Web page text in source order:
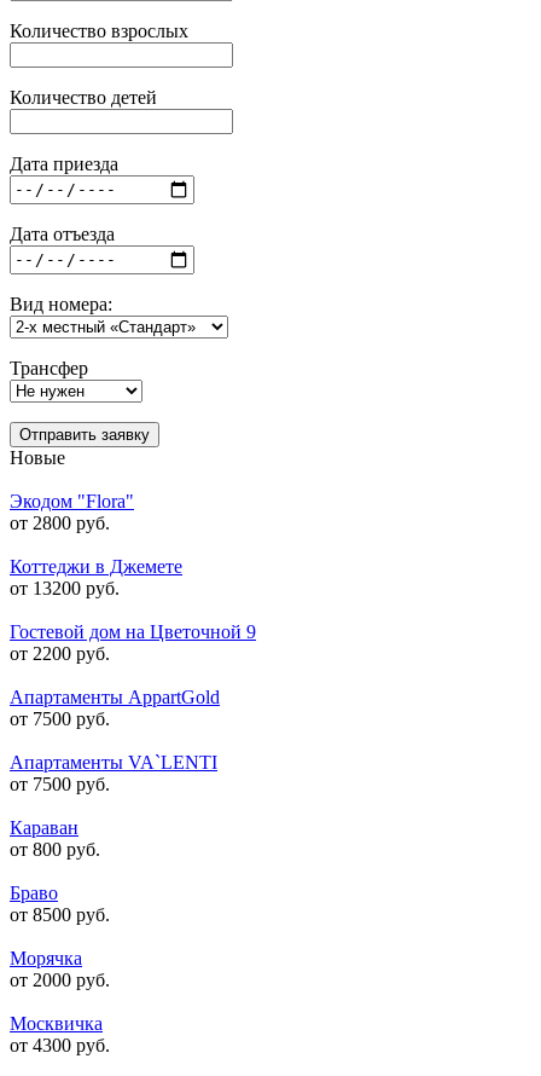
Количество взрослых
Количество детей
Дата приезда
Дата отъезда
Вид номера:
Трансфер
Отправить заявку
Новые
Экодом "Flora"
от 2800 руб.
Коттеджи в Джемете
от 13200 руб.
Гостевой дом на Цветочной 9
от 2200 руб.
Апартаменты AppartGold
от 7500 руб.
Апартаменты VA`LENTI
от 7500 руб.
Караван
от 800 руб.
Браво
от 8500 руб.
Морячка
от 2000 руб.
Москвичка
от 4300 руб.